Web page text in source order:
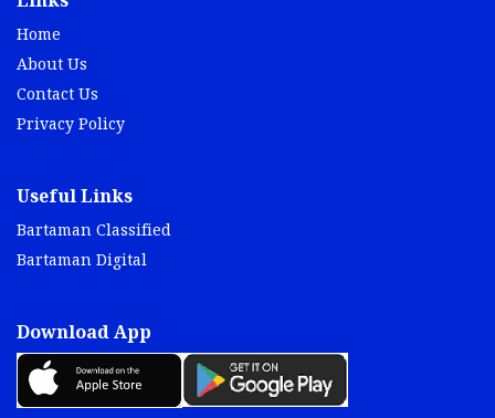
Home
About Us
Contact Us
Privacy Policy
Useful Links
Bartaman Classified
Bartaman Digital
Download App